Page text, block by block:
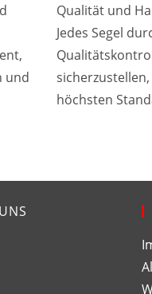
und
Qualität und
Jedes Segel
höchsten